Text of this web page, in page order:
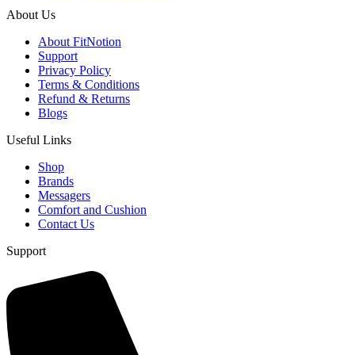
About Us
About FitNotion
Support
Privacy Policy
Terms & Conditions
Refund & Returns
Blogs
Useful Links
Shop
Brands
Messagers
Comfort and Cushion
Contact Us
Support